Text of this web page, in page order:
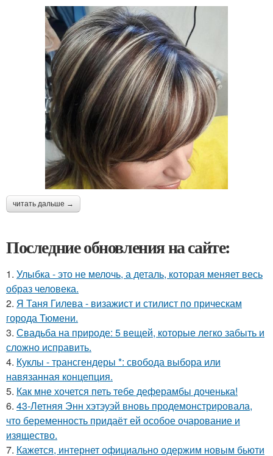
читать дальше →
Последние обновления на сайте:
1. Улыбка - это не мелочь, а деталь, которая меняет весь
образ человека.
2. Я Таня Гилева - визажист и стилист по прическам
города Тюмени.
3. Свадьба на природе: 5 вещей, которые легко забыть и
сложно исправить.
4. Куклы - трансгендеры *: свобода выбора или
навязанная концепция.
5. Как мне хочется петь тебе деферамбы доченька!
6. 43-Летняя Энн хэтэуэй вновь продемонстрировала,
что беременность придаёт ей особое очарование и
изящество.
7. Кажется, интернет официально одержим новым бьюти